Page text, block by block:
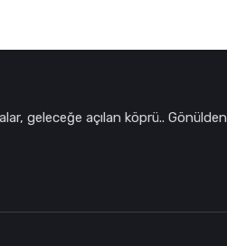
geleceğe açılan köprü.. Gönülden